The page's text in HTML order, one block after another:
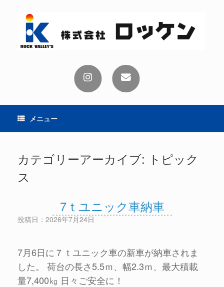
メニュー
カテゴリーアーカイブ: トピック
ス
7ｔユニック車納車
投稿日：2026年7月24日
7月6日に７ｔユニック車の新車が納車されま
した。 荷台の長さ5.5ｍ、幅2.3ｍ、最大積載
量7,400㎏ 日々ご安全に！